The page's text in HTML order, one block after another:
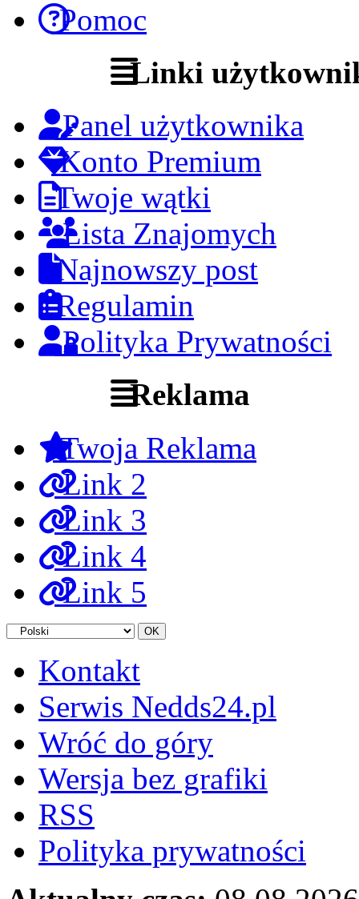
Pomoc
Linki
Panel użytkownika
Konto Premium
Twoje wątki
Lista Znajomych
Najnowszy post
Regulamin
Polityka Prywatności
Reklama
Twoja Reklama
Link 2
Link 3
Link 4
Link 5
Kontakt
Serwis Nedds24.pl
Wróć do góry
Wersja bez grafiki
RSS
Polityka prywatności